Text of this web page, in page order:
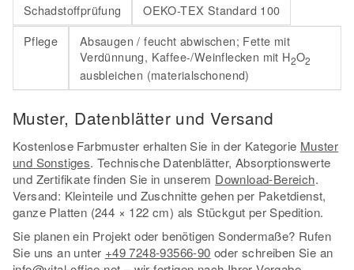
Schadstoffprüfung
OEKO-TEX Standard 100
Pflege
Absaugen / feucht abwischen; Fette mit
Verdünnung, Kaffee-/Weinflecken mit H2O2
ausbleichen (materialschonend)
Muster, Datenblätter und Versand
Kostenlose Farbmuster erhalten Sie in der Kategorie Muster
und Sonstiges. Technische Datenblätter, Absorptionswerte
und Zertifikate finden Sie in unserem Download-Bereich.
Versand: Kleinteile und Zuschnitte gehen per Paketdienst,
ganze Platten (244 × 122 cm) als Stückgut per Spedition.
Sie planen ein Projekt oder benötigen Sondermaße? Rufen
Sie uns an unter +49 7248-93566-90 oder schreiben Sie an